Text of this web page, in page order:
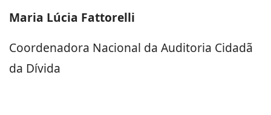
Maria Lúcia Fattorelli
Coordenadora Nacional da Auditoria Cidadã
da Dívida